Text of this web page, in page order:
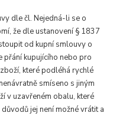
dle čl. Nejedná-li se o
že dle ustanovení § 1837
od kupní smlouvy o
kupujícího nebo pro
které podléhá rychlé
smíseno s jiným
v uzavřeném obalu, které
jej není možné vrátit a